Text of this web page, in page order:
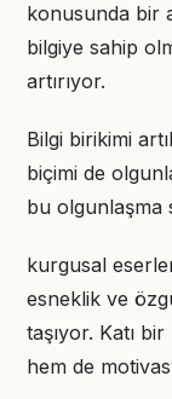
konusunda bir
bilgiye sahip
artırıyor.
Bilgi birikimi
biçimi de
bu olgunlaşma
kurgusal
esneklik ve
taşıyor. Katı
hem de